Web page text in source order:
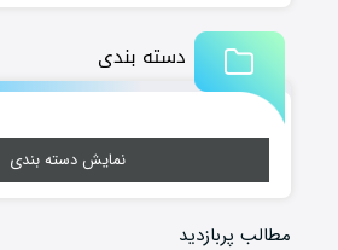
دسته بندی
نمایش دسته بندی
مطالب پربازدید